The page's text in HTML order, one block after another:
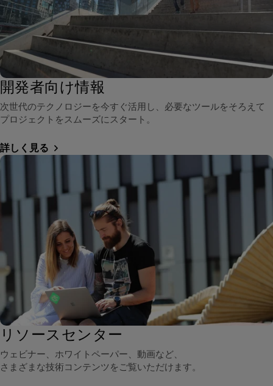
開発者向け情報
次世代のテクノロジーを今すぐ活用し、必要なツールをそろえて
プロジェクトをスムーズにスタート。
詳しく見る
リソースセンター
ウェビナー、ホワイトペーパー、動画など、
さまざまな技術コンテンツをご覧いただけます。